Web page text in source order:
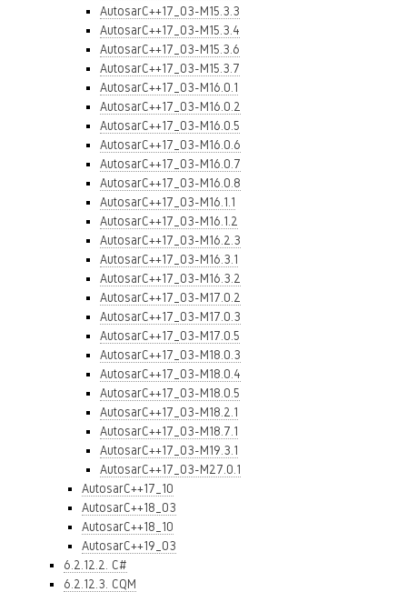
AutosarC++17_03-M15.3.3
AutosarC++17_03-M15.3.4
AutosarC++17_03-M15.3.6
AutosarC++17_03-M15.3.7
AutosarC++17_03-M16.0.1
AutosarC++17_03-M16.0.2
AutosarC++17_03-M16.0.5
AutosarC++17_03-M16.0.6
AutosarC++17_03-M16.0.7
AutosarC++17_03-M16.0.8
AutosarC++17_03-M16.1.1
AutosarC++17_03-M16.1.2
AutosarC++17_03-M16.2.3
AutosarC++17_03-M16.3.1
AutosarC++17_03-M16.3.2
AutosarC++17_03-M17.0.2
AutosarC++17_03-M17.0.3
AutosarC++17_03-M17.0.5
AutosarC++17_03-M18.0.3
AutosarC++17_03-M18.0.4
AutosarC++17_03-M18.0.5
AutosarC++17_03-M18.2.1
AutosarC++17_03-M18.7.1
AutosarC++17_03-M19.3.1
AutosarC++17_03-M27.0.1
AutosarC++17_10
AutosarC++18_03
AutosarC++18_10
AutosarC++19_03
6.2.12.2. C#
6.2.12.3. CQM